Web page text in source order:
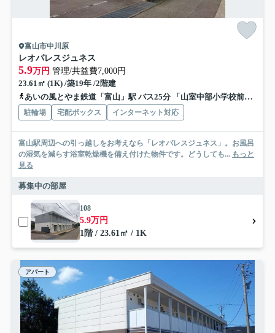
富山市中川原
レオパレスジュネス
5.9万円 管理/共益費7,000円
23.61㎡ (1K) /築19年 /2階建
あいの風とやま鉄道「富山」駅 バス25分 「山室中部小学校前」 停歩4分
駐輪場 宅配ボックス インターネット対応
富山駅周辺への引っ越しをお考えなら「レオパレスジュネス」。お風呂
の湿気を減らす浴室乾燥機を備え付けた物件です。どうしても... もっと
見る
募集中の部屋
108
5.9万円
1階 / 23.61㎡ / 1K
アパート